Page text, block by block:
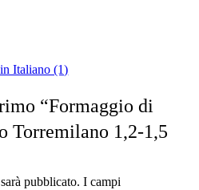
Italiano (1)
“Formaggio di
Torremilano 1,2-1,5
pubblicato. I campi